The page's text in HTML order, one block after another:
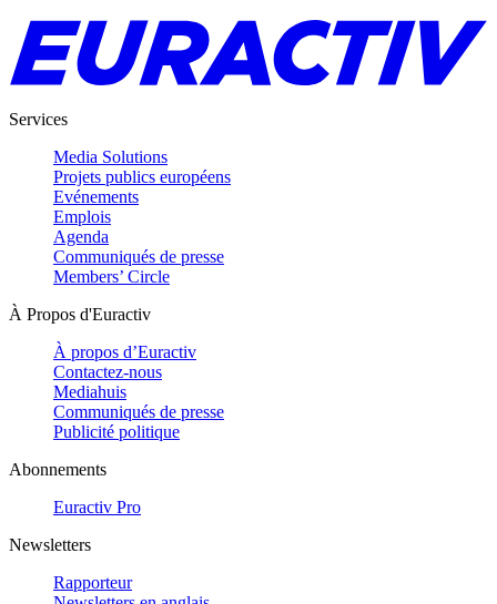
Services
Media Solutions
Projets publics européens
Evénements
Emplois
Agenda
Communiqués de presse
Members’ Circle
À Propos d'Euractiv
À propos d’Euractiv
Contactez-nous
Mediahuis
Communiqués de presse
Publicité politique
Abonnements
Euractiv Pro
Newsletters
Rapporteur